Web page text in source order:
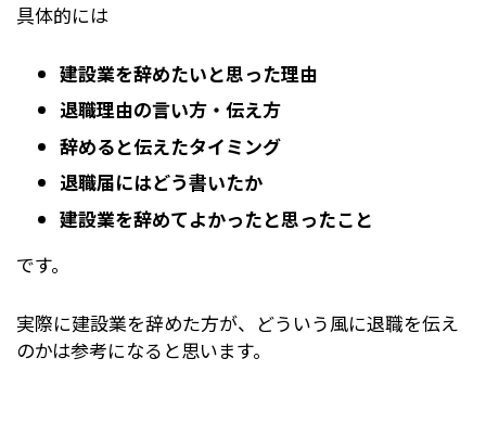
具体的には
建設業を辞めたいと思った理由
退職理由の言い方・伝え方
辞めると伝えたタイミング
退職届にはどう書いたか
建設業を辞めてよかったと思ったこと
です。
実際に建設業を辞めた方が、どういう風に退職を伝え
のかは参考になると思います。